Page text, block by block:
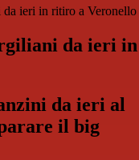
ieri in ritiro a Veronello
da ieri in
da ieri al
il big